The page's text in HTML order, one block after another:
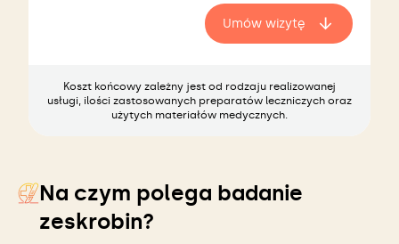
Umów wizytę
Koszt końcowy zależny jest od rodzaju realizowanej
usługi, ilości zastosowanych preparatów leczniczych oraz
użytych materiałów medycznych.
Na czym polega badanie
zeskrobin?